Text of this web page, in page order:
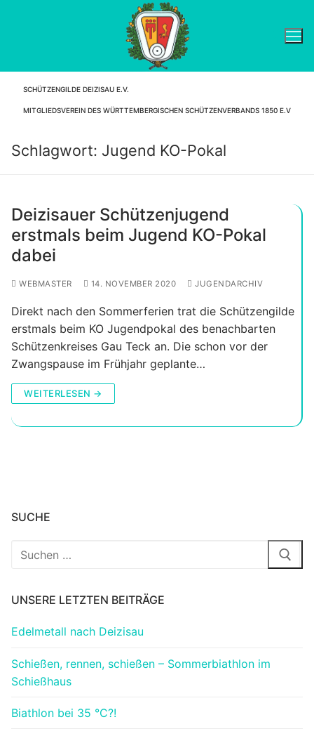
SCHÜTZENGILDE DEIZISAU E.V.
MITGLIEDSVEREIN DES WÜRTTEMBERGISCHEN SCHÜTZENVERBANDS 1850 E.V
Schlagwort: Jugend KO-Pokal
Deizisauer Schützenjugend
erstmals beim Jugend KO-Pokal
dabei
WEBMASTER 14. NOVEMBER 2020 JUGENDARCHIV
Direkt nach den Sommerferien trat die Schützengilde
erstmals beim KO Jugendpokal des benachbarten
Schützenkreises Gau Teck an. Die schon vor der
Zwangspause im Frühjahr geplante…
WEITERLESEN →
SUCHE
Suchen
UNSERE LETZTEN BEITRÄGE
Edelmetall nach Deizisau
Schießen, rennen, schießen – Sommerbiathlon im
Schießhaus
Biathlon bei 35 °C?!